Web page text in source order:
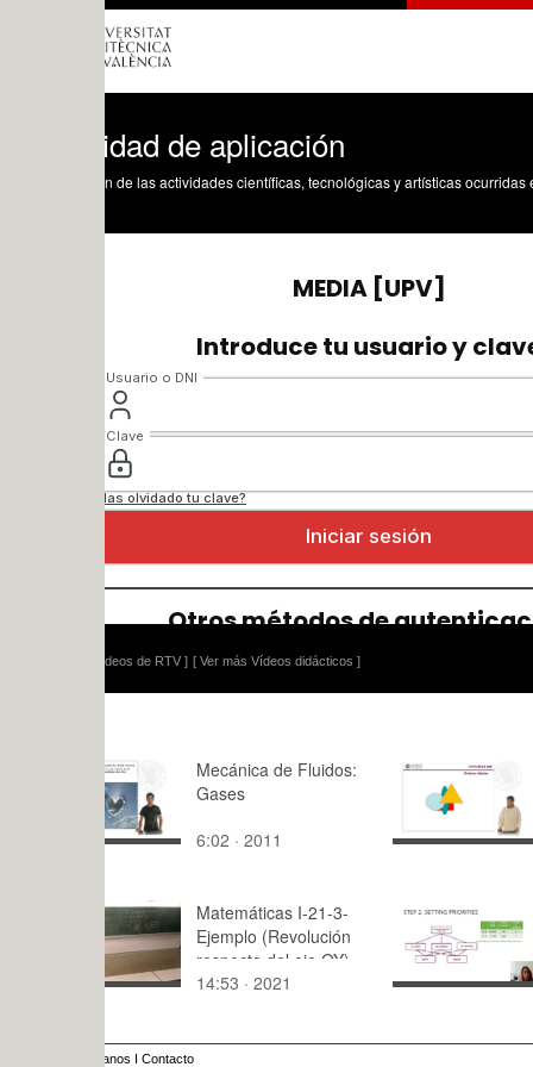
de aplicación
de las actividades científicas, tecnológicas y artísticas ocurridas en los tres
[ Ver más Vídeos didácticos ]
Mecánica de Fluidos:
Gases
6:02 · 2011
Trabajar
Parte II
11:26 ·
Matemáticas I-21-3-
Ejemplo (Revolución
respecto del eje OY)
14:53 · 2021
AHP parte
10:48 ·